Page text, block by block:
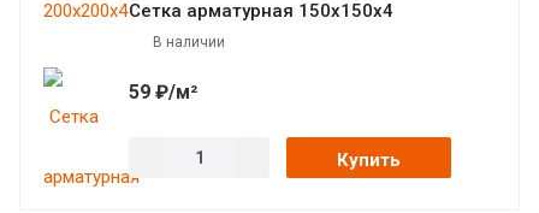
Сетка арматурная 150х150х4
В наличии
59 ₽/м²
Купить